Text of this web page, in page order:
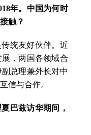
年。中国为何时
触？
统友好伙伴。近
，两国各领域合
总理兼外长对中
信与合作。
巴兹访华期间，